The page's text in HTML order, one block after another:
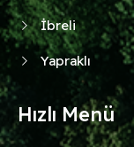
İbreli
Yapraklı
Hızlı Menü